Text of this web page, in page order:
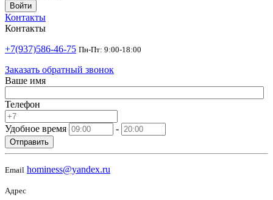
Войти
Контакты
Контакты
+7(937)586-46-75 Пн-Пт: 9:00-18:00
Заказать обратный звонок
Ваше имя
Телефон
Удобное время -
Отправить
Email hominess@yandex.ru
Адрес